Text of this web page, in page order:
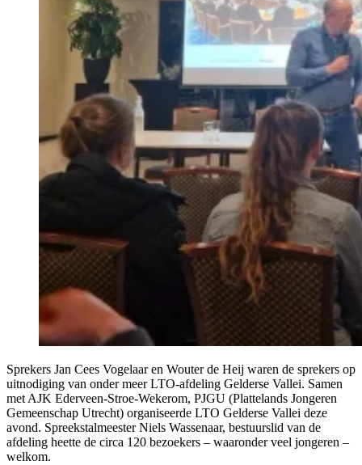
Sprekers Jan Cees Vogelaar en Wouter de Heij waren de sprekers op
uitnodiging van onder meer LTO-afdeling Gelderse Vallei. Samen
met AJK Ederveen-Stroe-Wekerom, PJGU (Plattelands Jongeren
Gemeenschap Utrecht) organiseerde LTO Gelderse Vallei deze
avond. Spreekstalmeester Niels Wassenaar, bestuurslid van de
afdeling heette de circa 120 bezoekers – waaronder veel jongeren –
welkom.